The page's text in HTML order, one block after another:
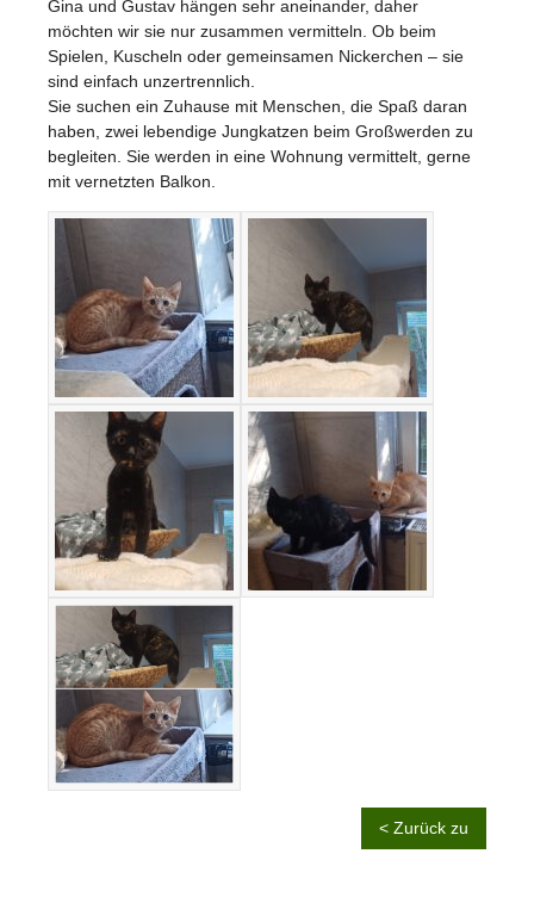
Gina und Gustav hängen sehr aneinander, daher
möchten wir sie nur zusammen vermitteln. Ob beim
Spielen, Kuscheln oder gemeinsamen Nickerchen – sie
sind einfach unzertrennlich.
Sie suchen ein Zuhause mit Menschen, die Spaß daran
haben, zwei lebendige Jungkatzen beim Großwerden zu
begleiten. Sie werden in eine Wohnung vermittelt, gerne
mit vernetzten Balkon.
< Zurück zu